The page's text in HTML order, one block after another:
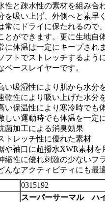
性と疎水性の素材を組み合
を吸い上げ、外側へと素早
常にドライに保たれるので
とができます。更に生地自
に体温は一定にキープされ
フトでストレッチするよう
ベースレイヤーです。
い吸湿性により肌から水分
乾性により吸い上げた水分
い保温性により寒冷時でも
しい運動時でも体温を一定
菌加工による消臭効果
トレッチ性に優れた素材
や袖口に超撥水XWR素材
縮性に優れ刺激の少ないフ
んなアクティビティにも最
0315192
スーパーサーマル ハ